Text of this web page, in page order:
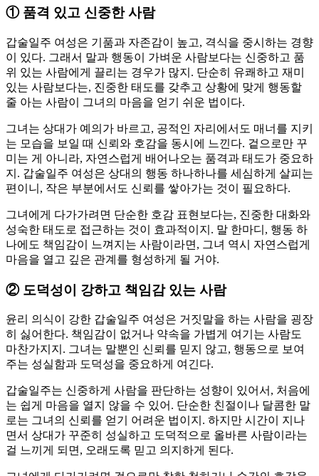
① 품격 있고 신중한 사람
갑술일주 여성은 기품과 자존감이 높고, 격식을 중시하는 경향
이 있다. 그래서 말과 행동이 가벼운 사람보다는 신중하고 품
위 있는 사람에게 끌리는 경우가 많지. 단순히 유쾌하고 재미
있는 사람보다는, 진중한 태도를 갖추고 상황에 맞게 행동할
줄 아는 사람이 그녀의 마음을 얻기 쉬운 법이다.
그녀는 상대가 예의가 바르고, 공적인 자리에서도 매너를 지키
는 모습을 보일 때 신뢰와 호감을 동시에 느낀다. 겉으로만 꾸
미는 게 아니라, 자연스럽게 배어나오는 품격과 태도가 중요하
지. 갑술일주 여성은 상대의 행동 하나하나를 세심하게 살피는
편이니, 작은 부분에서도 신뢰를 쌓아가는 것이 필요하다.
그녀에게 다가가려면 단순한 호감 표현보다는, 진중한 대화와
성숙한 태도로 접근하는 것이 효과적이지. 말 한마디, 행동 하
나에도 책임감이 느껴지는 사람이라면, 그녀 역시 자연스럽게
마음을 열고 깊은 관계를 형성하게 될 거야.
② 도덕성이 강하고 책임감 있는 사람
윤리 의식이 강한 갑술일주 여성은 거짓말을 하는 사람을 굉장
히 싫어한다. 책임감이 없거나 약속을 가볍게 여기는 사람도
마찬가지지. 그녀는 말뿐인 신뢰를 믿지 않고, 행동으로 보여
주는 성실함과 도덕성을 중요하게 여긴다.
갑술일주는 신중하게 사람을 판단하는 성향이 있어서, 처음에
는 쉽게 마음을 열지 않을 수 있어. 단순한 친절이나 달콤한 말
로는 그녀의 신뢰를 얻기 어려운 법이지. 하지만 시간이 지나
면서 상대가 꾸준히 성실하고 도덕적으로 올바른 사람이라는
걸 느끼게 되면, 오래도록 믿고 의지하게 된다.